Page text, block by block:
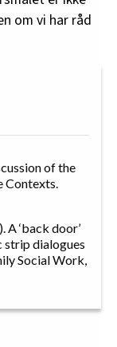
om vi har råd
of the
Contexts.
A ‘back door’
strip dialogues
Social Work,